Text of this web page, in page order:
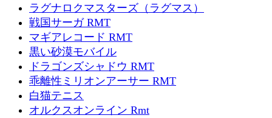
ラグナロクマスターズ（ラグマス）
戦国サーガ RMT
マギアレコード RMT
黒い砂漠モバイル
ドラゴンズシャドウ RMT
乖離性ミリオンアーサー RMT
白猫テニス
オルクスオンライン Rmt